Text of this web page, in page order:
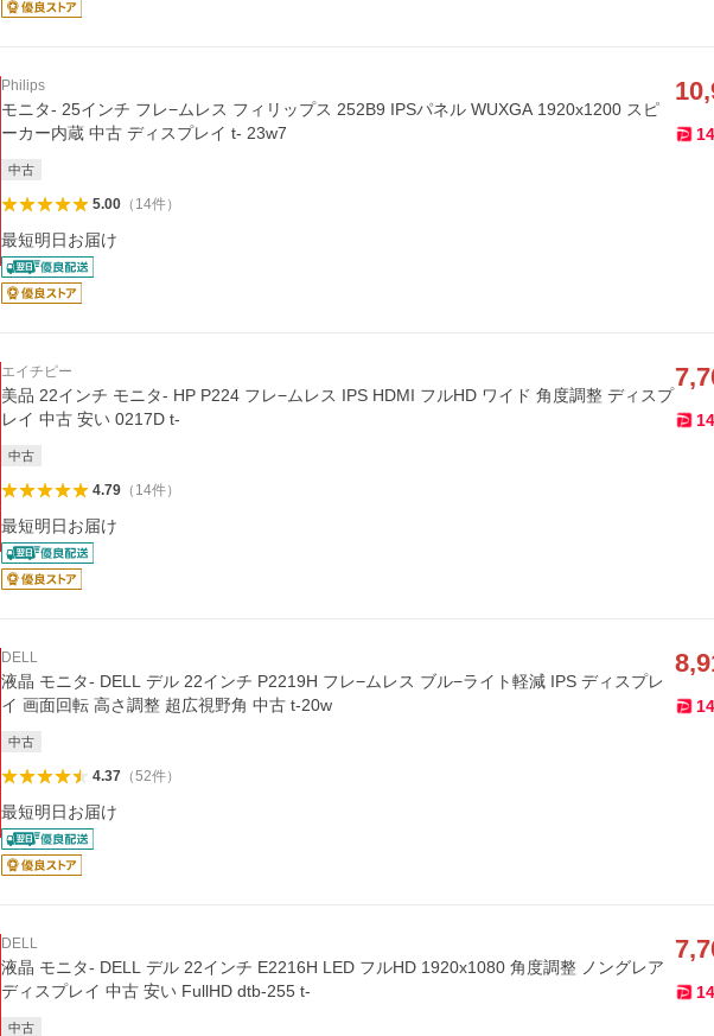
Philips
モニタ- 25インチ フレ−ムレス フィリップス 252B9 IPSパネル WUXGA 1920x1200 スピ
ーカー内蔵 中古 ディスプレイ t- 23w7
中古
5.00（ 14件）
最短明日お届け
14
エイチピー
美品 22インチ モニタ- HP P224 フレ−ムレス IPS HDMI フルHD ワイド 角度調整 ディスプ
レイ 中古 安い 0217D t-
中古
4.79（ 14件）
最短明日お届け
14
DELL
液晶 モニタ- DELL デル 22インチ P2219H フレ−ムレス ブル−ライト軽減 IPS ディスプレ
イ 画面回転 高さ調整 超広視野角 中古 t-20w
中古
4.37（52件）
最短明日お届け
14
DELL
液晶 モニタ- DELL デル 22インチ E2216H LED フルHD 1920x1080 角度調整 ノングレア
ディスプレイ 中古 安い FullHD dtb-255 t-
中古
14